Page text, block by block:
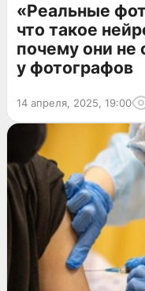
«Реальные
что такое
почему они не
у фотографов
14 апреля, 2025, 19:00